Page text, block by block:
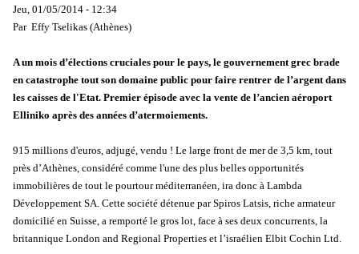
Jeu, 01/05/2014 - 12:34
Par Effy Tselikas (Athènes)
A un mois d’élections cruciales pour le pays, le gouvernement grec brade
en catastrophe tout son domaine public pour faire rentrer de l’argent dans
les caisses de l'Etat. Premier épisode avec la vente de l’ancien aéroport
Elliniko après des années d’atermoiements.
915 millions d'euros, adjugé, vendu ! Le large front de mer de 3,5 km, tout
près d’Athènes, considéré comme l'une des plus belles opportunités
immobilières de tout le pourtour méditerranéen, ira donc à Lambda
Développement SA. Cette société détenue par Spiros Latsis, riche armateur
domicilié en Suisse, a remporté le gros lot, face à ses deux concurrents, la
britannique London and Regional Properties et l’israélien Elbit Cochin Ltd.